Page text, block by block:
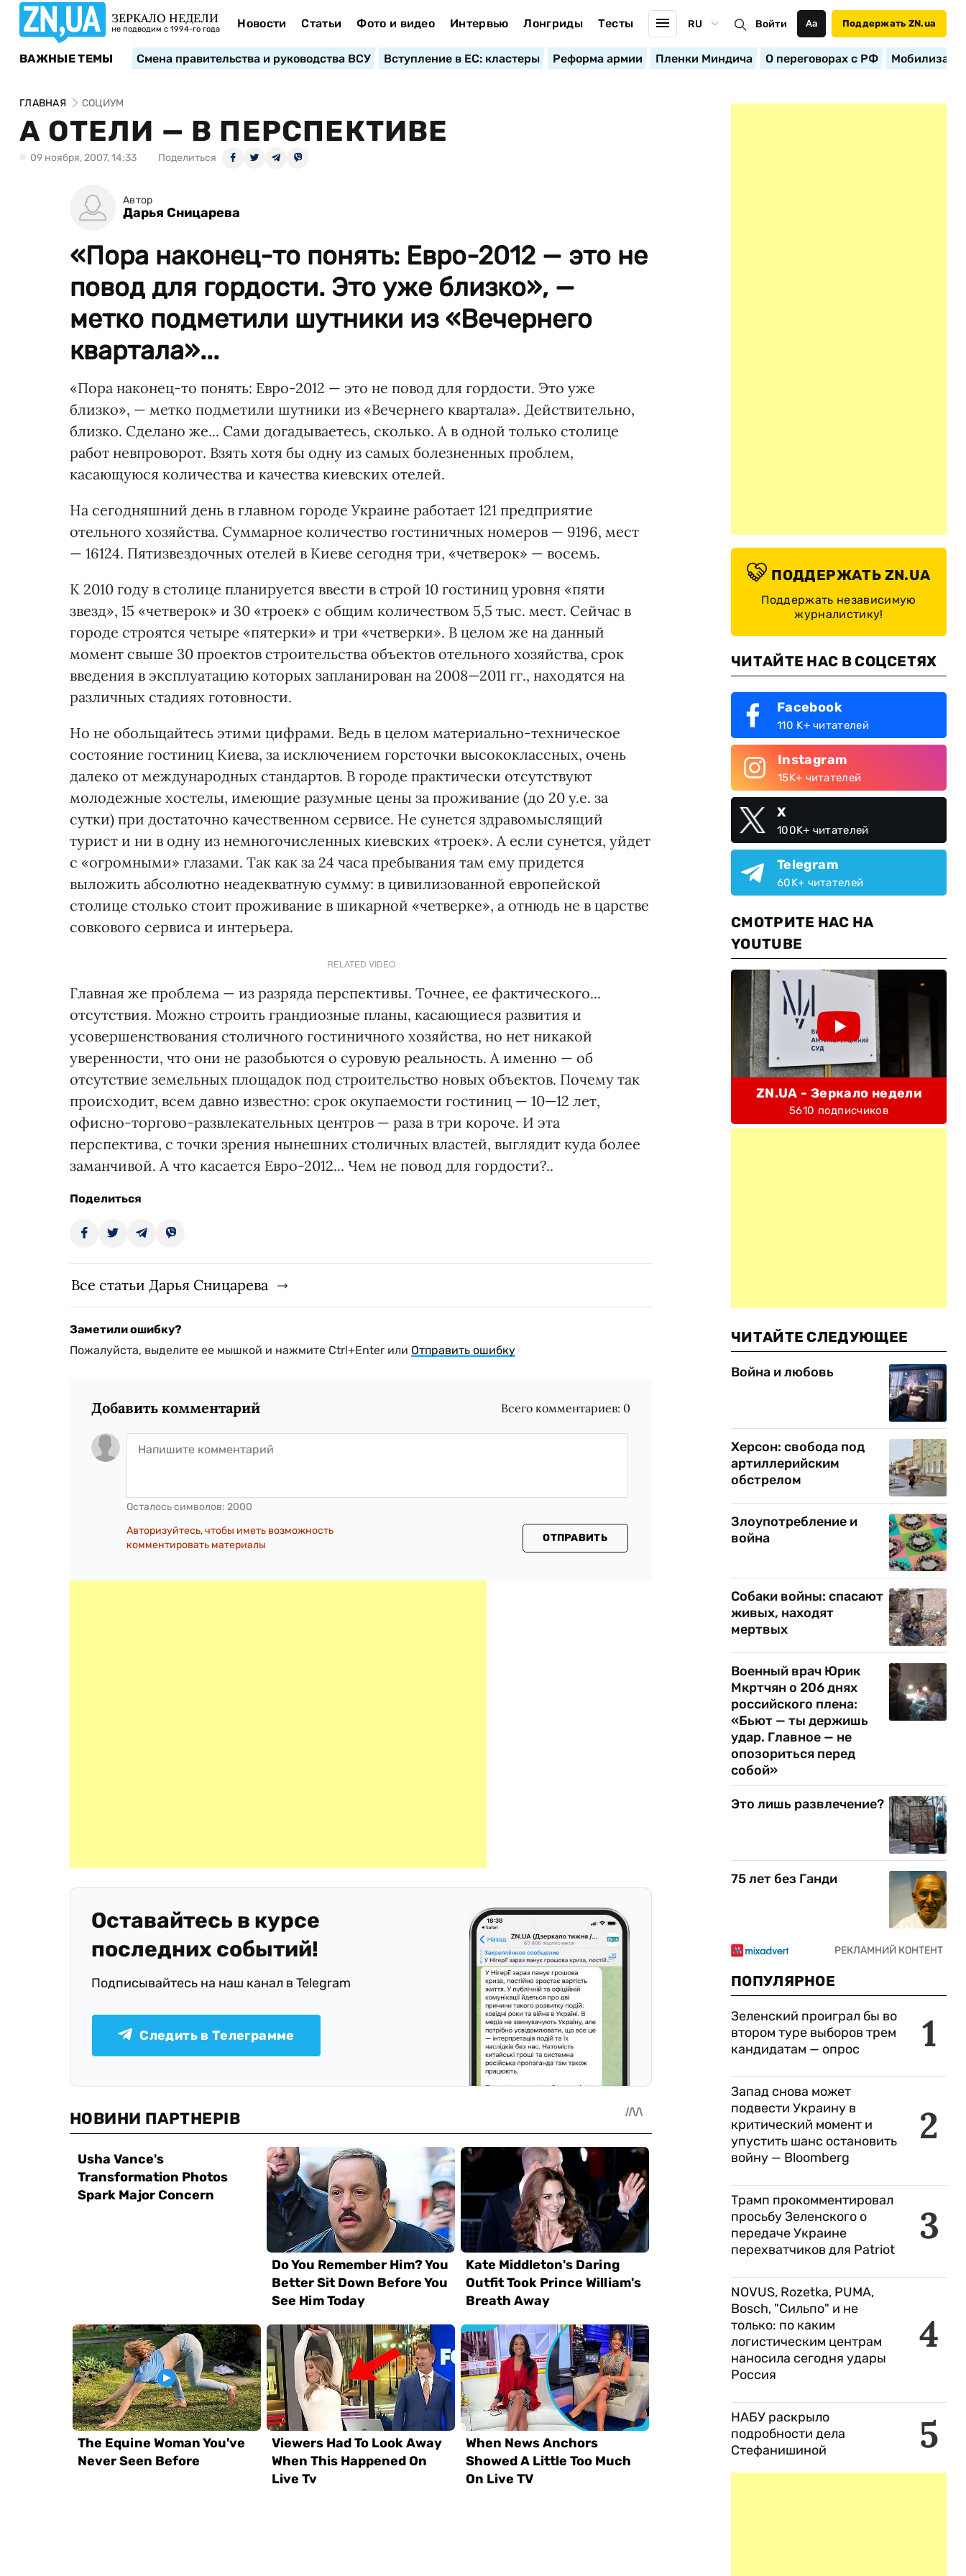
ЗЕРКАЛО НЕДЕЛИ
не подводим с 1994-го года Новости Статьи Фото и видео Интервью Лонгриды Тесты RU Войти Аа Поддержать ZN.ua
ВАЖНЫЕ ТЕМЫ Смена правительства и руководства ВСУ Вступление в ЕС: кластеры Реформа армии Пленки Миндича О переговорах с РФ
ГЛАВНАЯ СОЦИУМ
А ОТЕЛИ — В ПЕРСПЕКТИВЕ
09 ноября, 2007, 14:33 Поделиться
Автор
Дарья Сницарева
«Пора наконец-то понять: Евро-2012 — это не
повод для гордости. Это уже близко», —
метко подметили шутники из «Вечернего
квартала»...
«Пора наконец-то понять: Евро-2012 — это не повод для гордости. Это уже
близко», — метко подметили шутники из «Вечернего квартала». Действительно,
близко. Сделано же... Сами догадываетесь, сколько. А в одной только столице
работ невпроворот. Взять хотя бы одну из самых болезненных проблем,
касающуюся количества и качества киевских отелей.
На сегодняшний день в главном городе Украине работает 121 предприятие
отельного хозяйст­ва. Суммарное количество гостиничных номеров — 9196, мест
— 16124. Пятизвездочных отелей в Киеве сегодня три, «четверок» — восемь.
К 2010 году в столице планируется ввести в строй 10 гостиниц уровня «пяти
звезд», 15 «четверок» и 30 «троек» с общим количеством 5,5 тыс. мест. Сейчас в
городе строятся четыре «пятерки» и три «четверки». В целом же на данный
момент свыше 30 проектов строительства объектов отельного хозяйства, срок
введения в эксплуатацию которых запланирован на 2008—2011 гг., находятся на
различных стадиях готовности.
Но не обольщайтесь этими цифрами. Ведь в целом материально-техническое
состояние гостиниц Киева, за исключением горсточки высококлассных, очень
далеко от международных стандартов. В городе практически отсутствуют
молодежные хостелы, имеющие разумные цены за проживание (до 20 у.е. за
сутки) при достаточно качественном сервисе. Не сунется здравомыслящий
турист и ни в одну из немногочисленных киевских «троек». А если сунется, уйдет
с «огромными» глазами. Так как за 24 часа пребывания там ему придется
выложить абсолютно неадекватную сумму: в цивилизованной европейской
столице столько стоит проживание в шикарной «четверке», а отнюдь не в царстве
совкового сервиса и интерьера.
RELATED VIDEO
Главная же проблема — из разряда перспективы. Точнее, ее фактического...
отсутствия. Можно строить грандиозные планы, касающиеся развития и
усовершенствования столичного гостиничного хозяйства, но нет никакой
уверенности, что они не разобьются о суровую реальность. А именно — об
отсутствие земельных площадок под строительство новых объектов. Почему так
происходит, всем давно известно: срок окупаемости гостиниц — 10—12 лет,
офисно-торгово-развлекательных центров — раза в три короче. И эта
перспектива, с точки зрения нынешних столичных властей, выглядит куда более
заманчивой. А что касается Евро-2012... Чем не повод для гордости?..
Поделиться
Все статьи Дарья Сницарева
Заметили ошибку?
Пожалуйста, выделите ее мышкой и нажмите Ctrl+Enter или Отправить ошибку
Добавить комментарий Всего комментариев: 0
Осталось символов: 2000
Авторизуйтесь, чтобы иметь возможность
комментировать материалы
ОТПРАВИТЬ
Оставайтесь в курсе
последних событий!
Подписывайтесь на наш канал в Telegram
Следить в Телеграмме
ПОДДЕРЖАТЬ ZN.UA
Поддержать независимую
журналистику!
ЧИТАЙТЕ НАС В СОЦСЕТЯХ
Facebook
110 K+ читателей
Instagram
15K+ читателей
X
100K+ читателей
Telegram
60K+ читателей
СМОТРИТЕ НАС НА
YOUTUBE
ZN.UA - Зеркало недели
5610 подписчиков
ЧИТАЙТЕ СЛЕДУЮЩЕЕ
Война и любовь
Херсон: свобода под
артиллерийским
обстрелом
Злоупотребление и
война
Собаки войны: спасают
живых, находят
мертвых
Военный врач Юрик
Мкртчян о 206 днях
российского плена:
«Бьют — ты держишь
удар. Главное — не
опозориться перед
собой»
Это лишь развлечение?
75 лет без Ганди
ПОПУЛЯРНОЕ
1
Зеленский проиграл бы во
втором туре выборов трем
кандидатам — опрос
2
Запад снова может
подвести Украину в
критический момент и
упустить шанс остановить
войну — Bloomberg
3
Трамп прокомментировал
просьбу Зеленского о
передаче Украине
перехватчиков для Patriot
4
NOVUS, Rozetka, PUMA,
Bosch, "Сильпо" и не
только: по каким
логистическим центрам
наносила сегодня удары
Россия
5
НАБУ раскрыло
подробности дела
Стефанишиной